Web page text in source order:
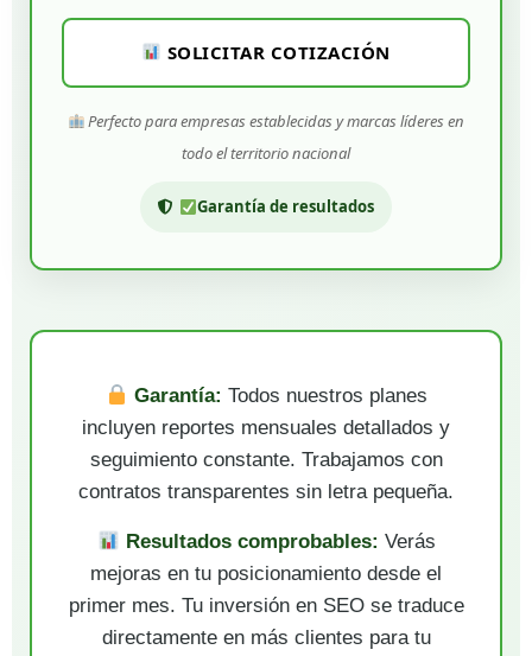
SOLICITAR COTIZACIÓN
Perfecto para empresas establecidas y marcas líderes en
todo el territorio nacional
Garantía de resultados
Garantía: Todos nuestros planes
incluyen reportes mensuales detallados y
seguimiento constante. Trabajamos con
contratos transparentes sin letra pequeña.
Resultados comprobables: Verás
mejoras en tu posicionamiento desde el
primer mes. Tu inversión en SEO se traduce
directamente en más clientes para tu